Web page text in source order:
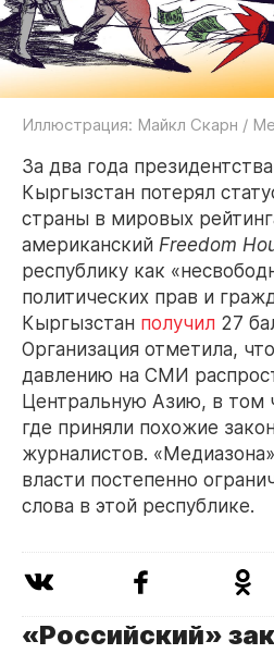
Иллюстрация: Майкл Скарн /
За два года
Кыргызстан потерял
страны в мировых
американский Freedom
республику как
политических прав и
Кыргызстан получил 27
Организация отметила,
давлению на СМИ
Центральную Азию, в том
где приняли похожие
журналистов.
власти постепенно
слова в этой республике.
«Российский»